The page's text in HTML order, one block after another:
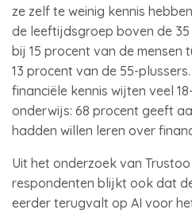
ze zelf te weinig kennis
de leeftijdsgroep boven de 35
bij 15 procent van de mensen
13 procent van de 55-
financiële kennis wijten veel
onderwijs: 68 procent geeft
hadden willen leren over
Uit het onderzoek van
respondenten blijkt ook dat
eerder terugvalt op AI voor